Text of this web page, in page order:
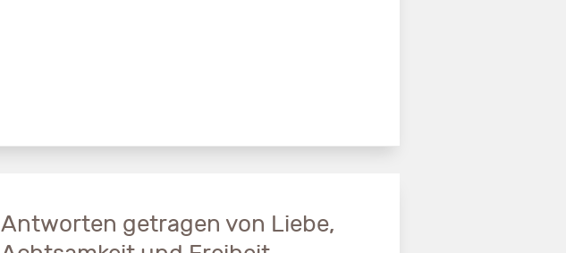
Antworten getragen von Liebe,